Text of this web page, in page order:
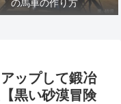
の馬車の作り方
ップして鍛冶
黒い砂漠冒険